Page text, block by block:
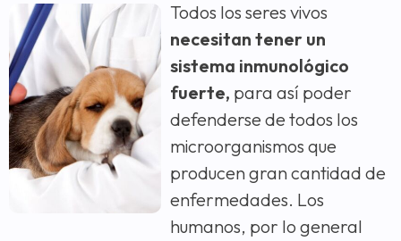
Todos los seres vivos
necesitan tener un
sistema inmunológico
fuerte, para así poder
defenderse de todos los
microorganismos que
producen gran cantidad de
enfermedades. Los
humanos, por lo general